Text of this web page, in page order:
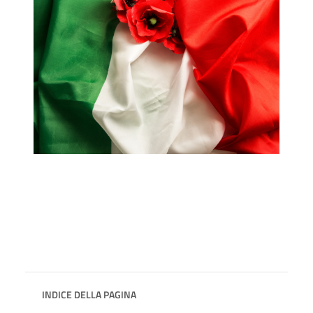
INDICE DELLA PAGINA